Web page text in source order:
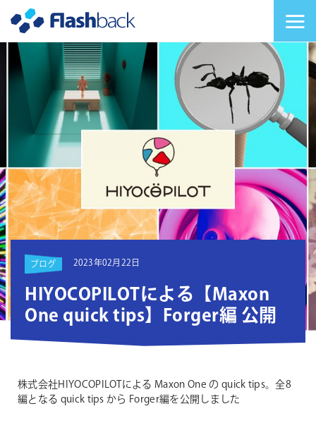
ブログ 2023年02月22日
HIYOCOPILOTによる【Maxon
One quick tips】Forger編 公開
株式会社HIYOCOPILOTによる Maxon One の quick tips。全8
編となる quick tips から Forger編を公開しました